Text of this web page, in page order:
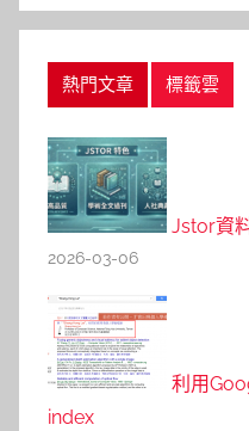
熱門文章 標籤雲
Jstor資
2026-03-06
利用
index